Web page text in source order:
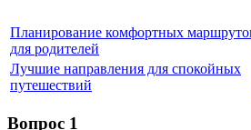
Планирование комфортных
для родителей
Лучшие направления для спокойных
путешествий
Вопрос 1